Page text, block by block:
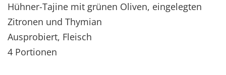
Hühner-Tajine mit grünen Oliven, eingelegten
Zitronen und Thymian
Ausprobiert, Fleisch
4 Portionen